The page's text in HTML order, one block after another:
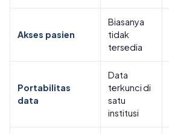
Akses pasien
Biasanya
tidak
tersedia
Portabilitas
data
Data
terkunci di
satu
institusi